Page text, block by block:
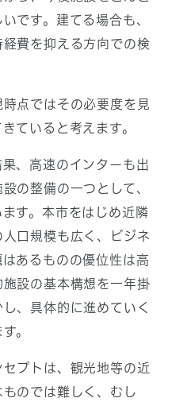
です。建てる場合も、
費を抑える方向での検
点ではその必要度を見
ていると考えます。
、高速のインターも出
の整備の一つとして、
す。本市をはじめ近隣
口規模も広く、ビジネ
あるものの優位性は高
設の基本構想を一年掛
、具体的に進めていく
。
プトは、観光地等の近
のでは難しく、むし